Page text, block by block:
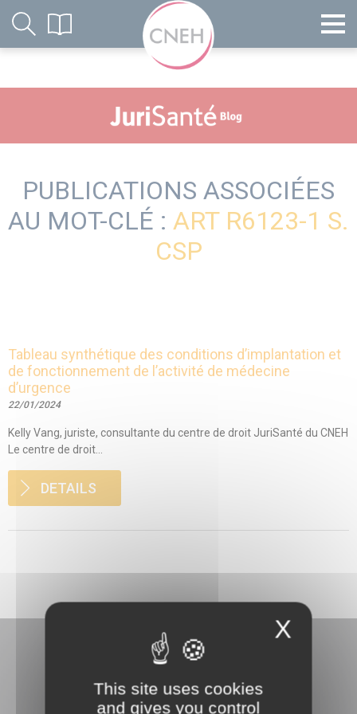
PUBLICATIONS ASSOCIÉES
AU MOT-CLÉ : ART R6123-1 S.
CSP
Tableau synthétique des conditions d’implantation et
de fonctionnement de l’activité de médecine
d’urgence
22/01/2024
Kelly Vang, juriste, consultante du centre de droit JuriSanté du CNEH
Le centre de droit...
DETAILS
X
This site uses cookies
and gives you control